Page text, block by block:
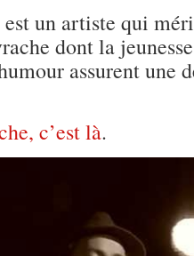
est un artiste qui
dont la
assurent une
c’est là.